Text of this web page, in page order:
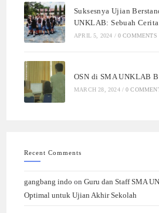
Suksesnya Ujian
UNKLAB: Sebuah
APRIL 5, 2024 / 0 COMMENTS
OSN di SMA UNKLAB
MARCH 28, 2024 / 0
Recent Comments
gangbang indo onGuru dan Staff SMA
Optimal untuk Ujian Akhir Sekolah